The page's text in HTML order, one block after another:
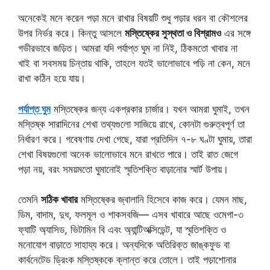
অনেকেই মনে করেন পড়া মনে রাখার বিষয়টি শুধু পড়ার ধরন বা কৌশলের
উপর নির্ভর করে। কিন্তু আসলে মস্তিষ্কের সুস্থতা ও বিশ্রামওএর সঙ্গে
গভীরভাবে জড়িত। আমরা যদি পর্যাপ্ত ঘুম না নিই, ঠিকমতো খাবার না
খাই বা সবসময় চিন্তায় থাকি, তাহলে যতই ভালোভাবে পড়ি না কেন, মনে
রাখা কঠিন হয়ে যায়।
পর্যাপ্ত ঘুমমস্তিষ্কের জন্য একপ্রকার চার্জার। যখন আমরা ঘুমাই, তখন
মস্তিষ্ক সারাদিনের শেখা তথ্যগুলো সাজিয়ে রাখে, কোনটা গুরুত্বপূর্ণ তা
নির্ধারণ করে। গবেষণায় দেখা গেছে, যারা প্রতিদিন ৭-৮ ঘণ্টা ঘুমায়, তারা
শেখা বিষয়গুলো অনেক ভালোভাবে মনে রাখতে পারে। তাই রাত জেগে
পড়া নয়, বরং সময়মতো ঘুমানোই স্মৃতিশক্তি বাড়ানোর স্মার্ট উপায়।
তেমনি সঠিক খাবারমস্তিষ্কের জ্বালানি হিসেবে কাজ করে। যেমন মাছ,
ডিম, বাদাম, দুধ, ফলমূল ও শাকসবজি— এসব খাবারে আছে ওমেগা-৩
ফ্যাটি অ্যাসিড, ভিটামিন বি এবং অ্যান্টিঅক্সিডেন্ট, যা স্মৃতিশক্তি ও
মনোযোগ বাড়াতে সাহায্য করে। অন্যদিকে অতিরিক্ত জাঙ্কফুড বা
কার্বনেটেড ড্রিংক মস্তিষ্ককে ক্লান্ত করে তোলে। তাই পড়াশোনার